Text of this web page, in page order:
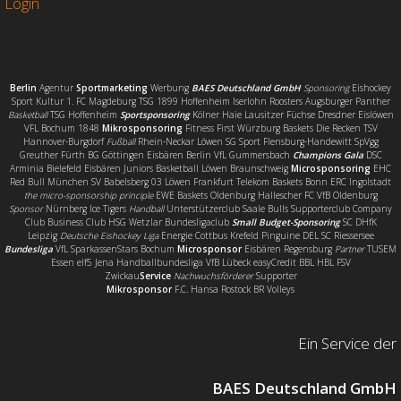
Berlin Agentur Sportmarketing Werbung BAES Deutschland GmbH SponsoringEishockey
Sport Kultur 1. FC Magdeburg TSG 1899 Hoffenheim Iserlohn Roosters Augsburger Panther
BasketballTSG Hoffenheim SportsponsoringKölner Haie Lausitzer Füchse Dresdner Eislöwen
VFL Bochum 1848 Mikrosponsoring Fitness First Würzburg Baskets Die Recken TSV
Hannover-Burgdorf FußballRhein-Neckar Löwen SG Sport Flensburg-Handewitt SpVgg
Greuther Fürth BG Göttingen Eisbären Berlin VfL Gummersbach Champions GalaDSC
Arminia Bielefeld Eisbären Juniors Basketball Löwen Braunschweig Microsponsoring EHC
Red Bull München SV Babelsberg 03 Löwen Frankfurt Telekom Baskets Bonn ERC Ingolstadt
the micro-sponsorship principleEWE Baskets Oldenburg Hallescher FC VfB Oldenburg
SponsorNürnberg Ice Tigers HandballUnterstützerclub Saale Bulls Supporterclub Company
Club Business Club HSG Wetzlar Bundesligaclub Small Budget-SponsoringSC DHfK
Leipzig Deutsche Eishockey LigaEnergie Cottbus Krefeld Pinguine DEL SC Riessersee
Bundesliga VfL SparkassenStars Bochum MicrosponsorEisbären Regensburg PartnerTUSEM
Essen elf5 Jena Handballbundesliga VfB Lübeck easyCredit BBL HBL FSV
ZwickauService NachwuchsfördererSupporter
MikrosponsorF.C. Hansa Rostock BR Volleys
Ein Service der
BAES Deutschland GmbH